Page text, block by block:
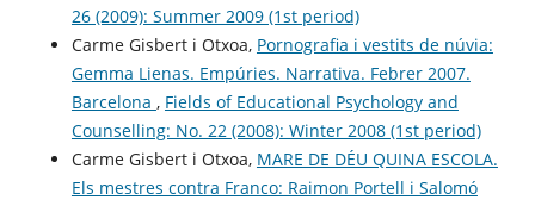
26 (2009): Summer 2009 (1st period)
Carme Gisbert i Otxoa, Pornografia i vestits de núvia:
Gemma Lienas. Empúries. Narrativa. Febrer 2007.
Barcelona , Fields of Educational Psychology and
Counselling: No. 22 (2008): Winter 2008 (1st period)
Carme Gisbert i Otxoa, MARE DE DÉU QUINA ESCOLA.
Els mestres contra Franco: Raimon Portell i Salomó